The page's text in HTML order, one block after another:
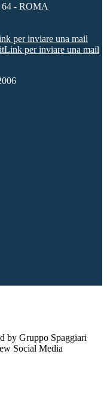
64 - ROMA
per inviare una mail
Link per inviare una mail
by Gruppo Spaggiari
Social Media